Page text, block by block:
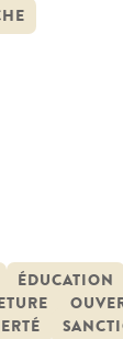
ÉDUCATION